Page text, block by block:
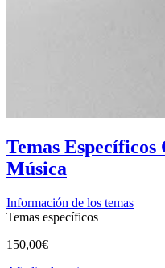
Temas Específicos
Música
Información de los temas
Temas específicos
150,00€